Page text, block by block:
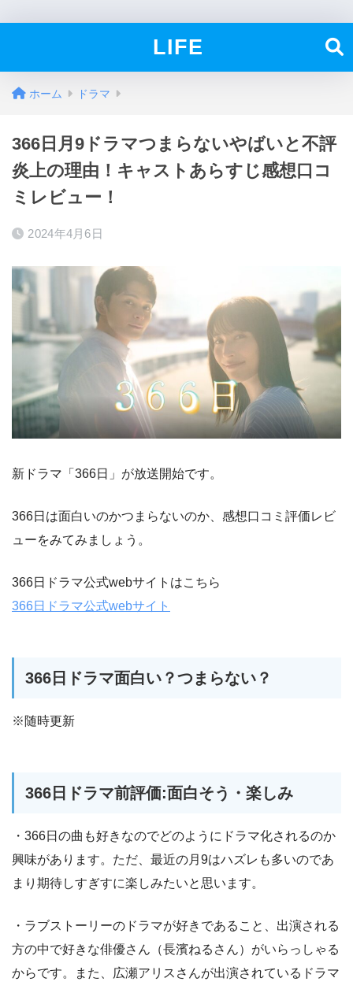
LIFE
ホーム ドラマ
366日月9ドラマつまらないやばいと不評
炎上の理由！キャストあらすじ感想口コ
ミレビュー！
2024年4月6日
新ドラマ「366日」が放送開始です。
366日は面白いのかつまらないのか、感想口コミ評価レビ
ューをみてみましょう。
366日ドラマ公式webサイトはこちら
366日ドラマ公式webサイト
366日ドラマ面白い？つまらない？
※随時更新
366日ドラマ前評価:面白そう・楽しみ
・366日の曲も好きなのでどのようにドラマ化されるのか
興味があります。ただ、最近の月9はハズレも多いのであ
まり期待しすぎすに楽しみたいと思います。
・ラブストーリーのドラマが好きであること、出演される
方の中で好きな俳優さん（長濱ねるさん）がいらっしゃる
からです。また、広瀬アリスさんが出演されているドラマ